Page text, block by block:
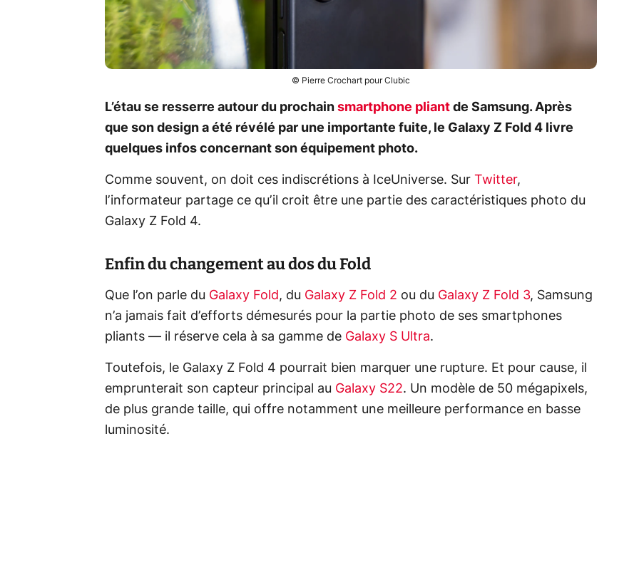
© Pierre Crochart pour Clubic
L’étau se resserre autour du prochain smartphone pliant de Samsung. Après
que son design a été révélé par une importante fuite, le Galaxy Z Fold 4 livre
quelques infos concernant son équipement photo.
Comme souvent, on doit ces indiscrétions à IceUniverse. Sur Twitter,
l’informateur partage ce qu’il croit être une partie des caractéristiques photo du
Galaxy Z Fold 4.
Enfin du changement au dos du Fold
Que l’on parle du Galaxy Fold, du Galaxy Z Fold 2 ou du Galaxy Z Fold 3, Samsung
n’a jamais fait d’efforts démesurés pour la partie photo de ses smartphones
pliants — il réserve cela à sa gamme de Galaxy S Ultra.
Toutefois, le Galaxy Z Fold 4 pourrait bien marquer une rupture. Et pour cause, il
emprunterait son capteur principal au Galaxy S22. Un modèle de 50 mégapixels,
de plus grande taille, qui offre notamment une meilleure performance en basse
luminosité.